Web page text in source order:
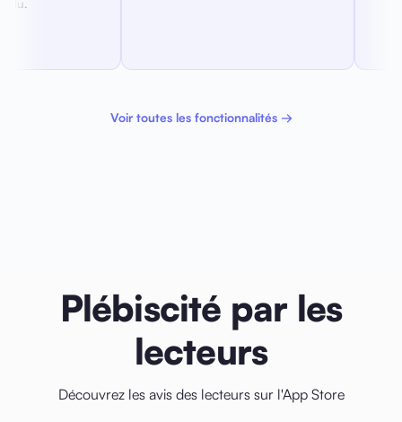
Voir toutes les fonctionnalités →
Plébiscité par les
lecteurs
Découvrez les avis des lecteurs sur l'App Store